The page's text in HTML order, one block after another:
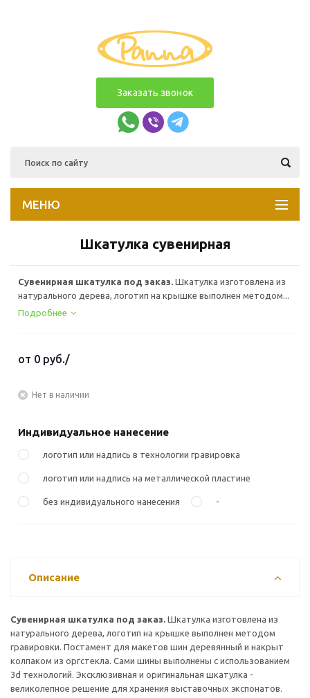
Заказать звонок
МЕНЮ
Шкатулка сувенирная
Сувенирная шкатулка под заказ. Шкатулка изготовлена из
натурального дерева, логотип на крышке выполнен методом...
Подробнее
от 0 руб./
Нет в наличии
Индивидуальное нанесение
логотип или надпись в технологии гравировка
логотип или надпись на металлической пластине
без индивидуального нанесения -
Описание
Сувенирная шкатулка под заказ. Шкатулка изготовлена из
натурального дерева, логотип на крышке выполнен методом
гравировки. Постамент для макетов шин деревянный и накрыт
колпаком из оргстекла. Сами шины выполнены с использованием
3d технологий. Эксклюзивная и оригинальная шкатулка -
великолепное решение для хранения выставочных экспонатов.